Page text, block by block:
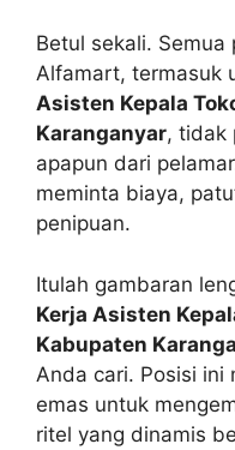
Betul sekali.
Alfamart, termasuk
Asisten Kepala
Karanganyar, tidak
apapun dari
meminta biaya,
penipuan.
Itulah gambaran
Kerja Asisten
Kabupaten
Anda cari. Posisi ini
emas untuk
ritel yang dinamis